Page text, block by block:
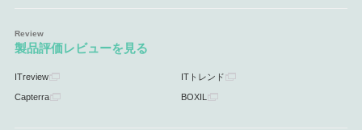
製品評価レビューを見る
ITreview ITトレンド
Capterra BOXIL